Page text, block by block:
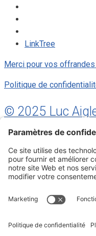
LinkTree
Merci pour vos
Politique de
© 2025 Luc
réservé.
S'inscrire à